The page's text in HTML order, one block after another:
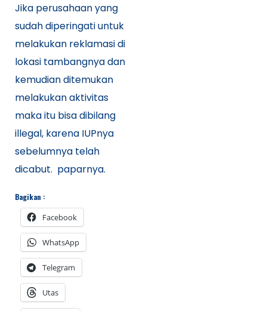
Jika perusahaan yang
sudah diperingati untuk
melakukan reklamasi di
lokasi tambangnya dan
kemudian ditemukan
melakukan aktivitas
maka itu bisa dibilang
illegal, karena IUPnya
sebelumnya telah
dicabut. paparnya.
Bagikan :
Facebook
WhatsApp
Telegram
Utas